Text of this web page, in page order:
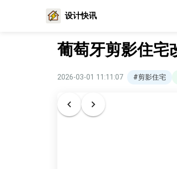
设计快讯
葡萄牙剪影住宅
2026-03-01 11:11:07 #剪影住宅